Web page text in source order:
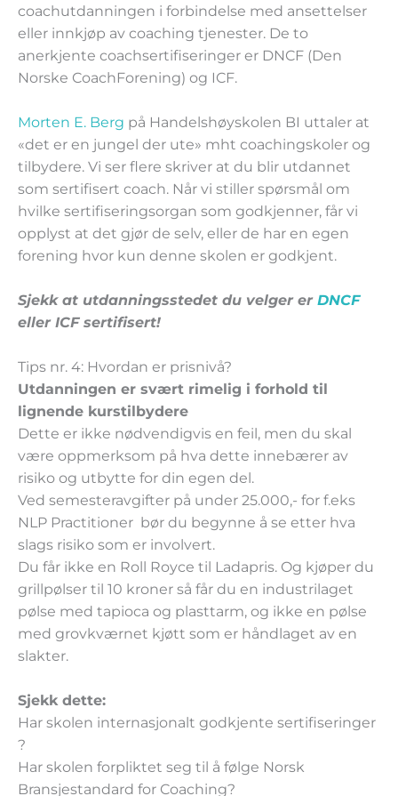
coachutdanningen i forbindelse med ansettelser
eller innkjøp av coaching tjenester. De to
anerkjente coachsertifiseringer er DNCF (Den
Norske CoachForening) og ICF.
Morten E. Berg på Handelshøyskolen BI uttaler at
«det er en jungel der ute» mht coachingskoler og
tilbydere. Vi ser flere skriver at du blir utdannet
som sertifisert coach. Når vi stiller spørsmål om
hvilke sertifiseringsorgan som godkjenner, får vi
opplyst at det gjør de selv, eller de har en egen
forening hvor kun denne skolen er godkjent.
Sjekk at utdanningsstedet du velger er DNCF
eller ICF sertifisert!
Tips nr. 4: Hvordan er prisnivå?
Utdanningen er svært rimelig i forhold til
lignende kurstilbydere
Dette er ikke nødvendigvis en feil, men du skal
være oppmerksom på hva dette innebærer av
risiko og utbytte for din egen del.
Ved semesteravgifter på under 25.000,- for f.eks
NLP Practitioner bør du begynne å se etter hva
slags risiko som er involvert.
Du får ikke en Roll Royce til Ladapris. Og kjøper du
grillpølser til 10 kroner så får du en industrilaget
pølse med tapioca og plasttarm, og ikke en pølse
med grovkværnet kjøtt som er håndlaget av en
slakter.
Sjekk dette:
Har skolen internasjonalt godkjente sertifiseringer
?
Har skolen forpliktet seg til å følge Norsk
Bransjestandard for Coaching?